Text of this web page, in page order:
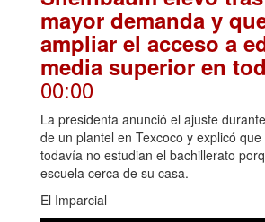
mayor demanda y
ampliar el acceso a
media superior en
00:00
La presidenta anunció el ajuste
de un plantel en Texcoco y explicó
todavía no estudian el bachillerato
escuela cerca de su casa.
El Imparcial